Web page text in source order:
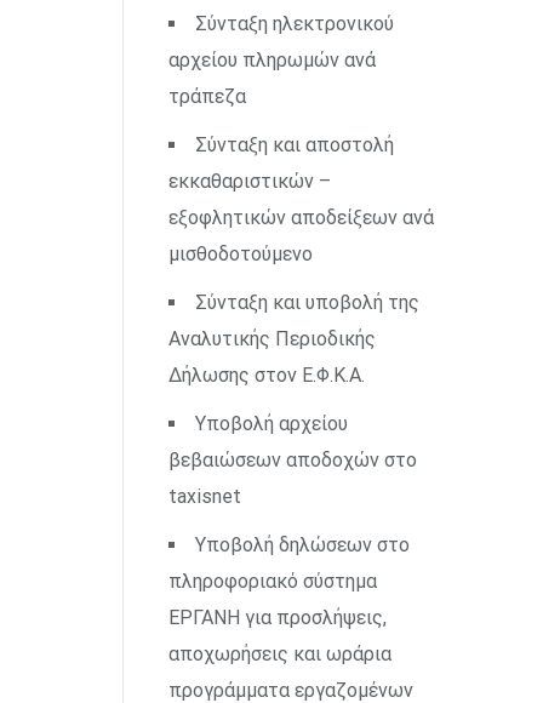
Σύνταξη ηλεκτρονικού
αρχείου πληρωμών ανά
τράπεζα
Σύνταξη και αποστολή
εκκαθαριστικών –
εξοφλητικών αποδείξεων ανά
μισθοδοτούμενο
Σύνταξη και υποβολή της
Αναλυτικής Περιοδικής
Δήλωσης στον Ε.Φ.Κ.Α.
Υποβολή αρχείου
βεβαιώσεων αποδοχών στο
taxisnet
Υποβολή δηλώσεων στο
πληροφοριακό σύστημα
ΕΡΓΑΝΗ για προσλήψεις,
αποχωρήσεις και ωράρια
προγράμματα εργαζομένων